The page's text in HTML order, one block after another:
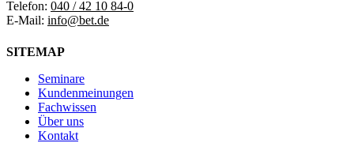
Telefon: 040 / 42 10 84-0
E-Mail: info@bet.de
SITEMAP
Seminare
Kundenmeinungen
Fachwissen
Über uns
Kontakt